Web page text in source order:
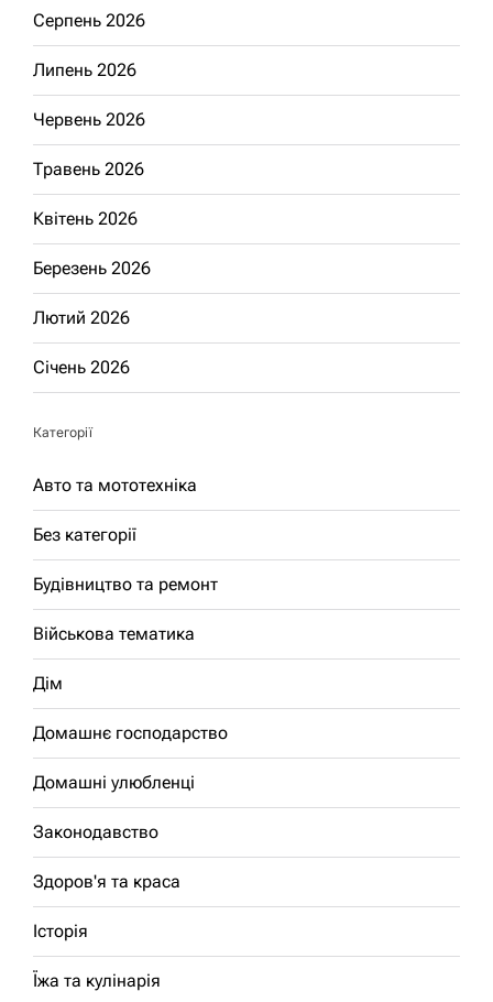
Серпень 2026
Липень 2026
Червень 2026
Травень 2026
Квітень 2026
Березень 2026
Лютий 2026
Січень 2026
Категорії
Авто та мототехніка
Без категорії
Будівництво та ремонт
Військова тематика
Дім
Домашнє господарство
Домашні улюбленці
Законодавство
Здоров'я та краса
Історія
Їжа та кулінарія